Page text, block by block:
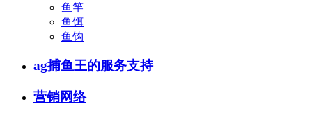
鱼竿
鱼饵
鱼钩
ag捕鱼王的服务支持
营销网络